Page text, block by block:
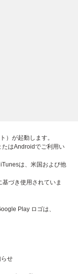
）が起動します。
たはAndroidでご利用い
は、米国および他
づき使用されていま
Play ロゴは、
せ